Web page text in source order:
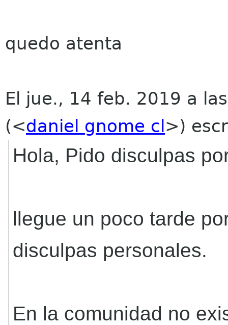
quedo atenta
El jue., 14 feb. 2019 a
(<daniel gnome cl >)
Hola, Pido disculpas
llegue un poco tarde
disculpas personales.
En la comunidad no